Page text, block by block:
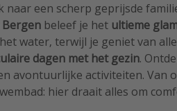
naar een scherp geprijsde
Bergen beleef je het ultieme
water, terwijl je geniet van
dagen met het gezin.
avontuurlijke activiteiten. Van
hier draait alles om